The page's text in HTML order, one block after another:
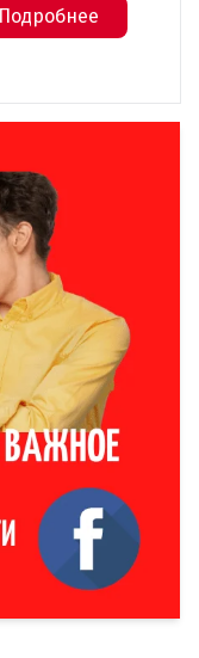
Подробнее